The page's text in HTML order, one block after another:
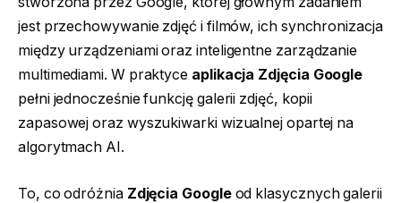
jest przechowywanie zdjęć i filmów, ich synchronizacja
między urządzeniami oraz inteligentne zarządzanie
multimediami. W praktyce aplikacja Zdjęcia Google
pełni jednocześnie funkcję galerii zdjęć, kopii
zapasowej oraz wyszukiwarki wizualnej opartej na
algorytmach AI.
To, co odróżnia Zdjęcia Googleod klasycznych galerii